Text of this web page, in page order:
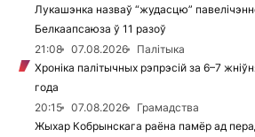
Лукашэнка назваў “жудасцю”
Белкаапсаюза ў 11 разоў
21:08
07.08.2026
Палітыка
Хроніка палітычных рэпрэсій за 6–7
года
20:15
07.08.2026
Грамадства
Жыхар Кобрынскага раёна памёр ад